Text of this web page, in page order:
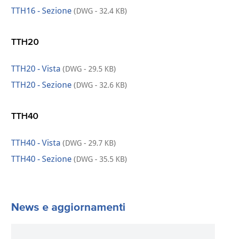
TTH16 - Sezione(DWG - 32.4 KB)
TTH20
TTH20 - Vista(DWG - 29.5 KB)
TTH20 - Sezione (DWG - 32.6 KB)
TTH40
TTH40 - Vista(DWG - 29.7 KB)
TTH40 - Sezione (DWG - 35.5 KB)
News e aggiornamenti